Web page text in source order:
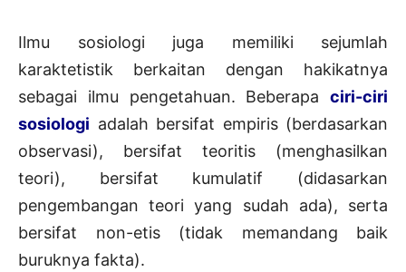
Ilmu sosiologi juga memiliki sejumlah
karaktetistik berkaitan dengan hakikatnya
sebagai ilmu pengetahuan. Beberapa ciri-ciri
sosiologi adalah bersifat empiris (berdasarkan
observasi), bersifat teoritis (menghasilkan
teori), bersifat kumulatif (didasarkan
pengembangan teori yang sudah ada), serta
bersifat non-etis (tidak memandang baik
buruknya fakta).